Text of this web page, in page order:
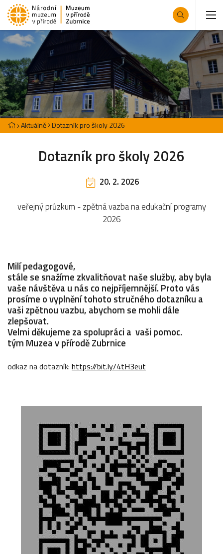
Aktuálně Dotazník pro školy 2026
Dotazník pro školy 2026
20. 2. 2026
veřejný průzkum - zpětná vazba na edukační programy
2026
Milí pedagogové,
stále se snažíme zkvalitňovat naše služby, aby byla
vaše návštěva u nás co nejpříjemnější. Proto vás
prosíme o vyplnění tohoto stručného dotazníku a
vaši zpětnou vazbu, abychom se mohli dále
zlepšovat.
Velmi děkujeme za spolupráci a vaši pomoc.
tým Muzea v přírodě Zubrnice
odkaz na dotazník: https://bit.ly/4tH3eut